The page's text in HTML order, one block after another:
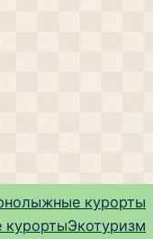
курорты
курортыЭкотуризм